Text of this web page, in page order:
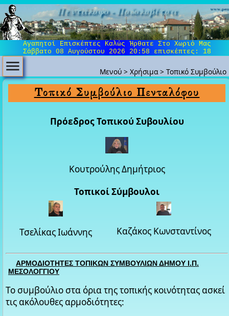
Πεντάλοφο - Ποδολοβίτσα
Αγαπητοί Επισκέπτες Καλώς Ήρθατε Στο Χωριό Μας
Σάββατο 08 Αυγούστου 2026 20:58 επισκέπτες: 18
Μενού >Χρήσιμα>Τοπικό Συμβούλιο
Τοπικό Συμβούλιο Πενταλόφου
Πρόεδρος Τοπικού Συβουλίου
Κουτρούλης Δημήτριος
Τοπικοί Σύμβουλοι
Τσελίκας Ιωάννης Καζάκος Κωνσταντίνος
ΑΡΜΟΔΙΟΤΗΤΕΣ ΤΟΠΙΚΩΝ ΣΥΜΒΟΥΛΙΩΝ ΔΗΜΟΥ Ι.Π.
ΜΕΣΟΛΟΓΓΙΟΥ
Το συμβούλιο στα όρια της τοπικής κοινότητας ασκεί
τις ακόλουθες αρμοδιότητες: